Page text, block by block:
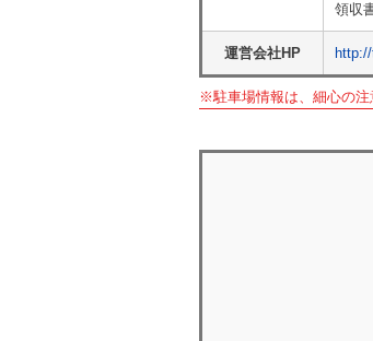
領収
運営会社HP
※駐車場情報は、細心の注